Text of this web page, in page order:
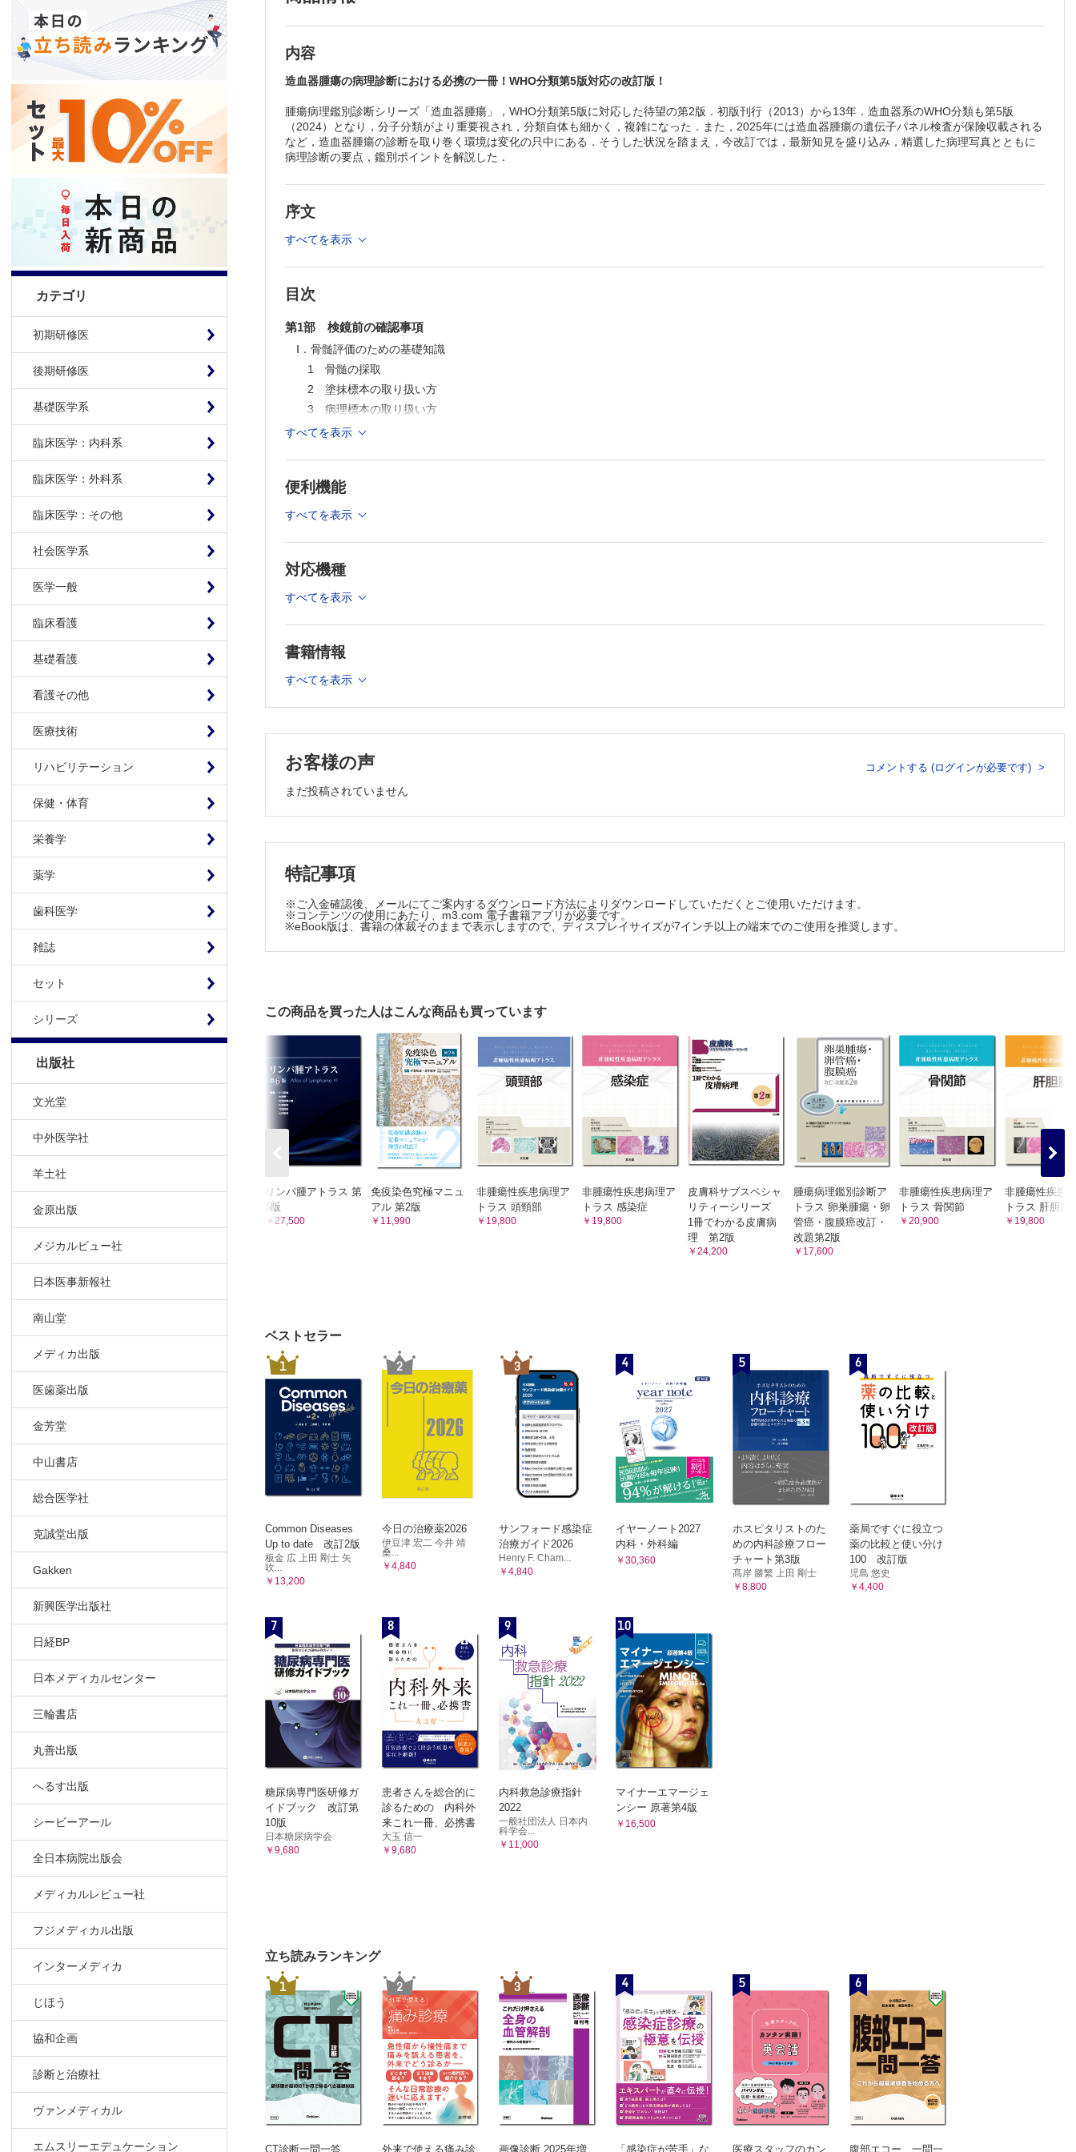
カテゴリ
初期研修医
後期研修医
基礎医学系
臨床医学：内科系
臨床医学：外科系
臨床医学：その他
社会医学系
医学一般
臨床看護
基礎看護
看護その他
医療技術
リハビリテーション
保健・体育
栄養学
薬学
歯科医学
雑誌
セット
シリーズ
出版社
文光堂
中外医学社
羊土社
金原出版
メジカルビュー社
日本医事新報社
南山堂
メディカ出版
医歯薬出版
金芳堂
中山書店
総合医学社
克誠堂出版
Gakken
新興医学出版社
日経BP
日本メディカルセンター
三輪書店
丸善出版
へるす出版
シービーアール
全日本病院出版会
メディカルレビュー社
フジメディカル出版
インターメディカ
じほう
協和企画
診断と治療社
ヴァンメディカル
エムスリーエデュケーション
Ⅸ．芽球性形質細胞様樹状細胞腫瘍
Ⅰ．骨髄病変を伴うリンパ球性腫瘍
COLUMN dry tap をきたす骨髄性腫瘍の鑑別
Ⅲ．骨髄低形成をきたす骨髄性腫瘍の鑑別
Ⅳ．巨核球の形態異常をきたす骨髄性腫瘍の鑑別
Ⅴ．赤芽球系細胞の増加をきたす骨髄性腫瘍の鑑別
第4部 臨床との連携
Ⅵ．病理診断報告書の記載法
内容
造血器腫瘍の病理診断における必携の一冊！WHO分類第5版対応の改訂版！
腫瘍病理鑑別診断シリーズ「造血器腫瘍」，WHO分類第5版に対応した待望の第2版．初版刊行（2013）から13年．造血器系のWHO分類も第5版
（2024）となり，分子分類がより重要視され，分類自体も細かく，複雑になった．また，2025年には造血器腫瘍の遺伝子パネル検査が保険収載される
など，造血器腫瘍の診断を取り巻く環境は変化の只中にある．そうした状況を踏まえ，今改訂では，最新知見を盛り込み，精選した病理写真とともに
病理診断の要点，鑑別ポイントを解説した．
序文
すべてを表示
目次
第1部 検鏡前の確認事項
Ⅰ．骨髄評価のための基礎知識
1 骨髄の採取
2 塗抹標本の取り扱い方
3 病理標本の取り扱い方
4 免疫組織化学による造血器腫瘍の鑑別
Ⅱ．成人の骨髄の評価
Ⅲ．小児の骨髄と白血病の特徴
Ⅱ．骨髄増殖性腫瘍
1 慢性骨髄性白血病
4 原発性骨髄線維症
5 若年性骨髄単球性白血病
1 遺伝子異常を伴う骨髄異形成腫瘍
2 形態学的特徴によって定める骨髄異形成腫瘍
3 小児骨髄異形成腫瘍
Ⅴ．骨髄異形成/骨髄増殖性腫瘍
Ⅵ．急性骨髄性白血病
3 骨髄肉腫
Ⅷ．混合表現型急性白血病
Ⅸ．芽球性形質細胞様樹状細胞腫瘍
Ⅹ．形質細胞への分化を示す腫瘍
Ⅰ．骨髄病変を伴うリンパ球性腫瘍
Ⅱ．線維化をきたす骨髄病変の鑑別
COLUMN dry tap をきたす骨髄性腫瘍の鑑別
Ⅲ．骨髄低形成をきたす骨髄性腫瘍の鑑別
Ⅳ．巨核球の形態異常をきたす骨髄性腫瘍の鑑別
Ⅴ．赤芽球系細胞の増加をきたす骨髄性腫瘍の鑑別
Ⅵ．好酸球増多をきたす骨髄病変の鑑別
第4部 臨床との連携
Ⅰ．MPN における疾患のリスク分類
Ⅱ．リンパ腫骨髄浸潤の臨床的意義
Ⅲ．造血細胞移植後の骨髄変化
すべてを表示
便利機能
すべてを表示
対応機種
すべてを表示
書籍情報
すべてを表示
お客様の声 コメントする (ログインが必要です)
まだ投稿されていません
特記事項
※ご入金確認後、メールにてご案内するダウンロード方法によりダウンロードしていただくとご使用いただけます。
※コンテンツの使用にあたり、m3.com 電子書籍アプリが必要です。
※eBook版は、書籍の体裁そのままで表示しますので、ディスプレイサイズが7インチ以上の端末でのご使用を推奨します。
この商品を買った人はこんな商品も買っています
リンパ腫アトラス 第
6版
￥27,500
免疫染色究極マニュ
アル 第2版
￥11,990
非腫瘍性疾患病理ア
トラス 頭頸部
￥19,800
非腫瘍性疾患病理ア
トラス 感染症
￥19,800
皮膚科サブスペシャ
リティーシリーズ
1冊でわかる皮膚病
理 第2版
￥24,200
腫瘍病理鑑別診断ア
トラス 卵巣腫瘍・卵
管癌・腹膜癌改訂・
改題第2版
￥17,600
非腫瘍性疾患病理ア
トラス 骨関節
￥20,900
非腫瘍性疾患
トラス 肝胆膵
￥19,800
ベストセラー
1
Common Diseases
Up to date 改訂2版
板金 広 上田 剛士 矢
吹...
￥13,200
2
今日の治療薬2026
伊豆津 宏二 今井 靖
桑...
￥4,840
3
サンフォード感染症
治療ガイド2026
Henry F. Cham...
￥4,840
4
イヤーノート2027
内科・外科編
￥30,360
5
ホスピタリストのた
めの内科診療フロー
チャート第3版
髙岸 勝繁 上田 剛士
￥8,800
6
薬局ですぐに役立つ
薬の比較と使い分け
100 改訂版
児島 悠史
￥4,400
7
糖尿病専門医研修ガ
イドブック 改訂第
10版
日本糖尿病学会
￥9,680
8
患者さんを総合的に
診るための 内科外
来これ一冊、必携書
大玉 信一
￥9,680
9
内科救急診療指針
2022
一般社団法人 日本内
科学会...
￥11,000
10
マイナーエマージェ
ンシー 原著第4版
￥16,500
立ち読みランキング
1
CT診断一問一答
2
外来で使える痛み診
3
画像診断 2025年増
4
「感染症が苦手」な
5
医療スタッフのカン
6
腹部エコー 一問一